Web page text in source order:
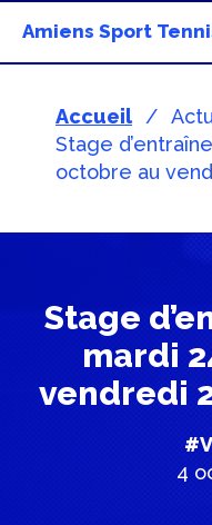
Amiens Sport
Accueil
Stage
octobre au
Stage
mardi
vendredi
4